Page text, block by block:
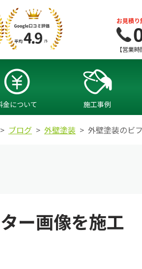
お見積り
【営業
金について 施工事例
ブログ 外壁塗装 外壁塗装のビ
ー画像を施工